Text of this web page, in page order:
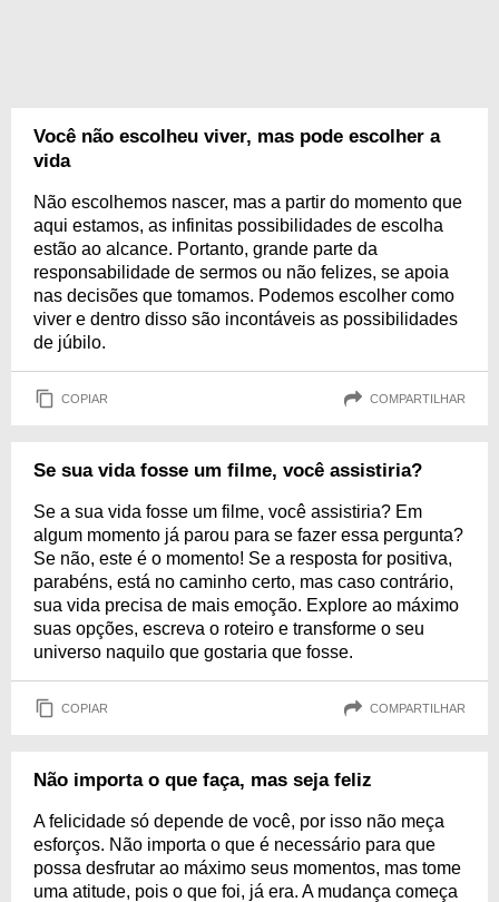
Você não escolheu viver, mas pode escolher a
vida
Não escolhemos nascer, mas a partir do momento que
aqui estamos, as infinitas possibilidades de escolha
estão ao alcance. Portanto, grande parte da
responsabilidade de sermos ou não felizes, se apoia
nas decisões que tomamos. Podemos escolher como
viver e dentro disso são incontáveis as possibilidades
de júbilo.
COPIAR COMPARTILHAR
Se sua vida fosse um filme, você assistiria?
Se a sua vida fosse um filme, você assistiria? Em
algum momento já parou para se fazer essa pergunta?
Se não, este é o momento! Se a resposta for positiva,
parabéns, está no caminho certo, mas caso contrário,
sua vida precisa de mais emoção. Explore ao máximo
suas opções, escreva o roteiro e transforme o seu
universo naquilo que gostaria que fosse.
COPIAR COMPARTILHAR
Não importa o que faça, mas seja feliz
A felicidade só depende de você, por isso não meça
esforços. Não importa o que é necessário para que
possa desfrutar ao máximo seus momentos, mas tome
uma atitude, pois o que foi, já era. A mudança começa